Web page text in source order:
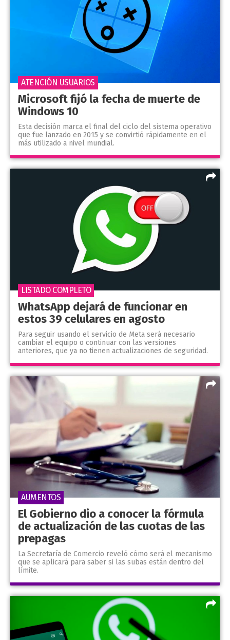
Microsoft fijó la fecha de muerte de
Windows 10
Esta decisión marca el final del ciclo del sistema operativo
que fue lanzado en 2015 y se convirtió rápidamente en el
más utilizado a nivel mundial.
ATENCIÓN USUARIOS
WhatsApp dejará de funcionar en
estos 39 celulares en agosto
Para seguir usando el servicio de Meta será necesario
cambiar el equipo o continuar con las versiones
anteriores, que ya no tienen actualizaciones de seguridad.
LISTADO COMPLETO
El Gobierno dio a conocer la fórmula
de actualización de las cuotas de las
prepagas
La Secretaría de Comercio reveló cómo será el mecanismo
que se aplicará para saber si las subas están dentro del
límite.
AUMENTOS